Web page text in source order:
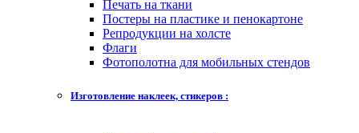
Печать на ткани
Постеры на пластике и пенокартоне
Репродукции на холсте
Флаги
Фотополотна для мобильных стендов
Изготовление наклеек, стикеров :